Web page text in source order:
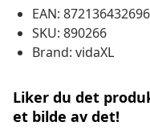
EAN:
SKU: 890266
Brand: vidaXL
Liker du det
et bilde av det!